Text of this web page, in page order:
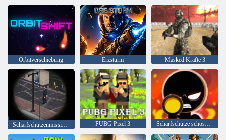
Orbitverschiebung Erzsturm Masked Kräfte 3
PUBG Pixel 3 Scharfschütze schoss 3D